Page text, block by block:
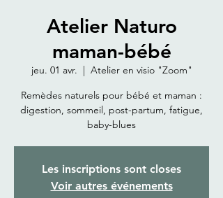
Atelier Naturo
maman-bébé
jeu. 01 avr.
  |
Atelier en visio "Zoom"
Remèdes naturels pour bébé et maman :
digestion, sommeil, post-partum, fatigue,
baby-blues
Les inscriptions sont closes
Voir autres événements